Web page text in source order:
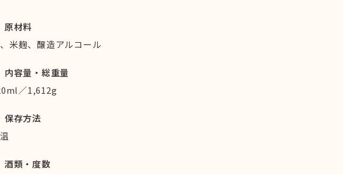
原材料
米麹、醸造アルコール
内容量・総重量
／1,612g
保存方法
酒類・度数